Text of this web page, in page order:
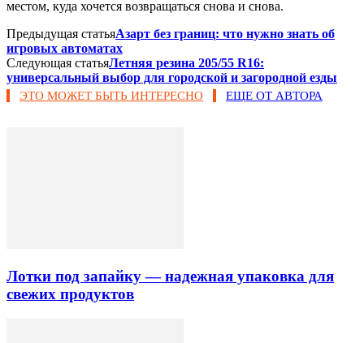
местом, куда хочется возвращаться снова и снова.
Предыдущая статьяАзарт без границ: что нужно знать об
игровых автоматах
Следующая статьяЛетняя резина 205/55 R16:
универсальный выбор для городской и загородной езды
ЭТО МОЖЕТ БЫТЬ ИНТЕРЕСНО ЕЩЕ ОТ АВТОРА
Лотки под запайку — надежная упаковка для
свежих продуктов